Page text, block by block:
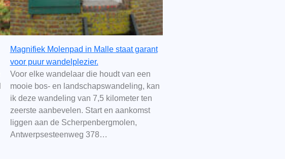
Magnifiek Molenpad in Malle staat garant
voor puur wandelplezier.
Voor elke wandelaar die houdt van een
mooie bos- en landschapswandeling, kan
ik deze wandeling van 7,5 kilometer ten
zeerste aanbevelen. Start en aankomst
liggen aan de Scherpenbergmolen,
Antwerpsesteenweg 378…